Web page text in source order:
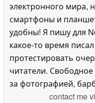
электронного мира,
смартфоны и
удобны! Я пишу для
какое-то время
протестировать
читатели.
за фотографией,
contact me